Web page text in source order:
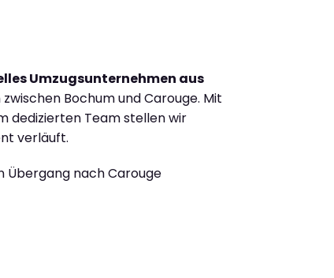
Umzugsunternehmen aus
Bochum und Carouge. Mit
dedizierten Team stellen wir
verläuft.
Übergang nach Carouge